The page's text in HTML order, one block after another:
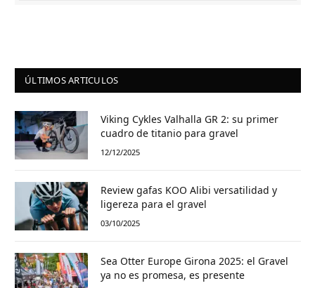
ÚLTIMOS ARTICULOS
Viking Cykles Valhalla GR 2: su primer
cuadro de titanio para gravel
12/12/2025
Review gafas KOO Alibi versatilidad y
ligereza para el gravel
03/10/2025
Sea Otter Europe Girona 2025: el Gravel
ya no es promesa, es presente